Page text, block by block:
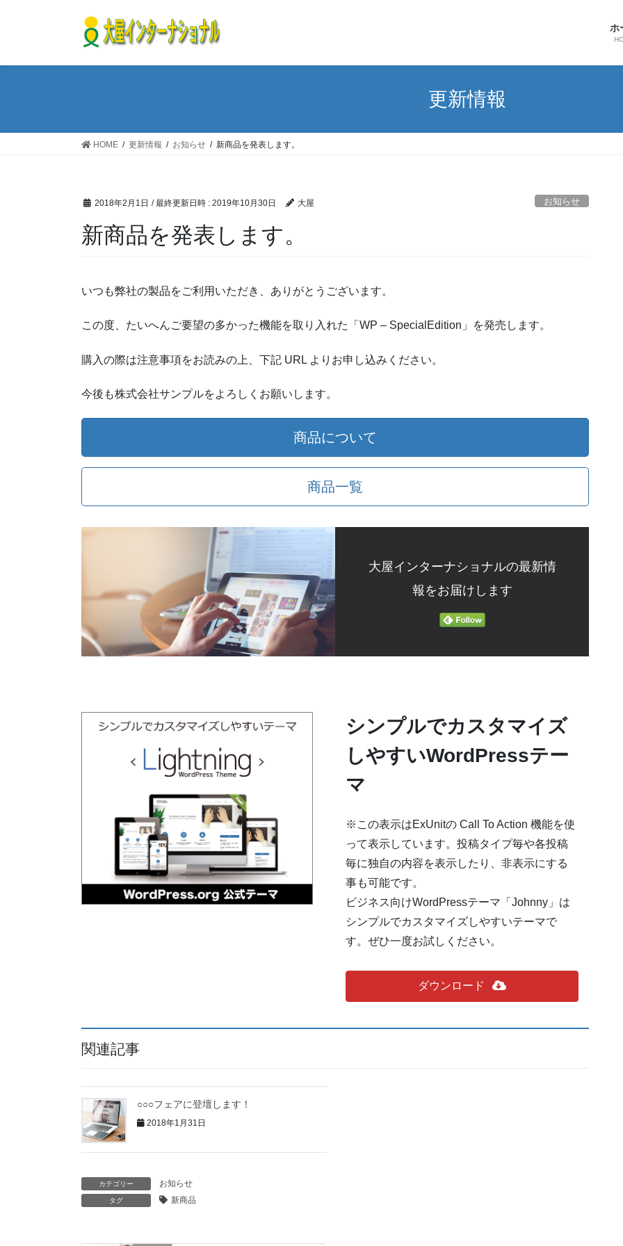
ホ
更新情報
HOME 更新情報 お知らせ 新商品を発表します。
2018年2月1日 / 最終更新日時 : 2019年10月30日 大屋 お知らせ
新商品を発表します。
いつも弊社の製品をご利用いただき、ありがとうございます。
この度、たいへんご要望の多かった機能を取り入れた「WP – SpecialEdition」を発売します。
購入の際は注意事項をお読みの上、下記 URL よりお申し込みください。
今後も株式会社サンプルをよろしくお願いします。
商品について
商品一覧
大屋インターナショナルの最新情
報をお届けします
シンプルでカスタマイズ
しやすいWordPressテー
マ
※この表示はExUnitの Call To Action 機能を使
って表示しています。投稿タイプ毎や各投稿
毎に独自の内容を表示したり、非表示にする
事も可能です。
ビジネス向けWordPressテーマ「Johnny」は
シンプルでカスタマイズしやすいテーマで
す。ぜひ一度お試しください。
ダウンロード
関連記事
○○○フェアに登壇します！
2018年1月31日
カテゴリー お知らせ
タグ 新商品